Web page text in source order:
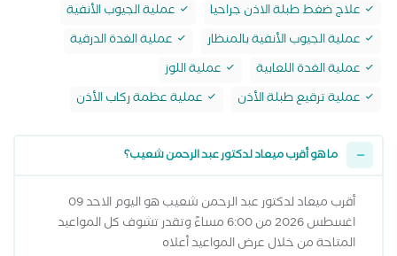
علاج ضغط طبلة الاذن جراحيا
عملية الجيوب الأنفية
عملية الجيوب الأنفية بالمنظار
عملية الغدة الدرقية
عملية الغدة اللعابية
عملية اللوز
عملية ترقيع طبلة الأذن
عملية عظمة ركاب الأذن
ما هو أقرب ميعاد لدكتور عبد الرحمن شعيب؟
أقرب ميعاد لدكتور عبد الرحمن شعيب هو اليوم الاحد 09
اغسطس 2026 من 6:00 مساءً وتقدر تشوف كل المواعيد
المتاحة من خلال عرض المواعيد أعلاه